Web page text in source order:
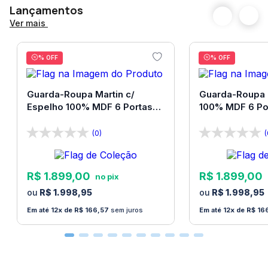
quem deseja um sofá compacto, confortável e
Especificações
Quantidade de volumes: 2
Material da estrutura:Madeira 100% reflorestada
Sistema de montagem: Simples, não requer
profissional
Profundidade Fechado 1,20m / Profundidade Aberto:
1,80m
Peso recomendado (por assento):
120kg
Recomendações de uso e manutenção:
• Utilizar em local seco, sem umidade e evitar
Lançamentos
Ver mais
% OFF
Guarda-Roupa Martin c/
Espelho 100% MDF 6 Portas
(0)
R$ 1.899, 00
R$ 1.998,95
12 R$ 166 57 sem juros
% OFF
Guarda-
100% MDF 6
R$ 1.899, 00
R$ 1.998,95
12 R$